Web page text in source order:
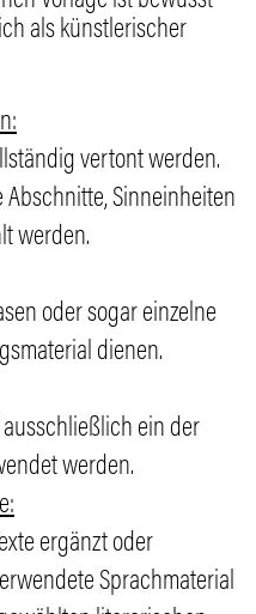
als künstlerischer
vertont werden.
Sinneinheiten
werden.
oder sogar einzelne
dienen.
ein der
werden.
ergänzt oder
Sprachmaterial